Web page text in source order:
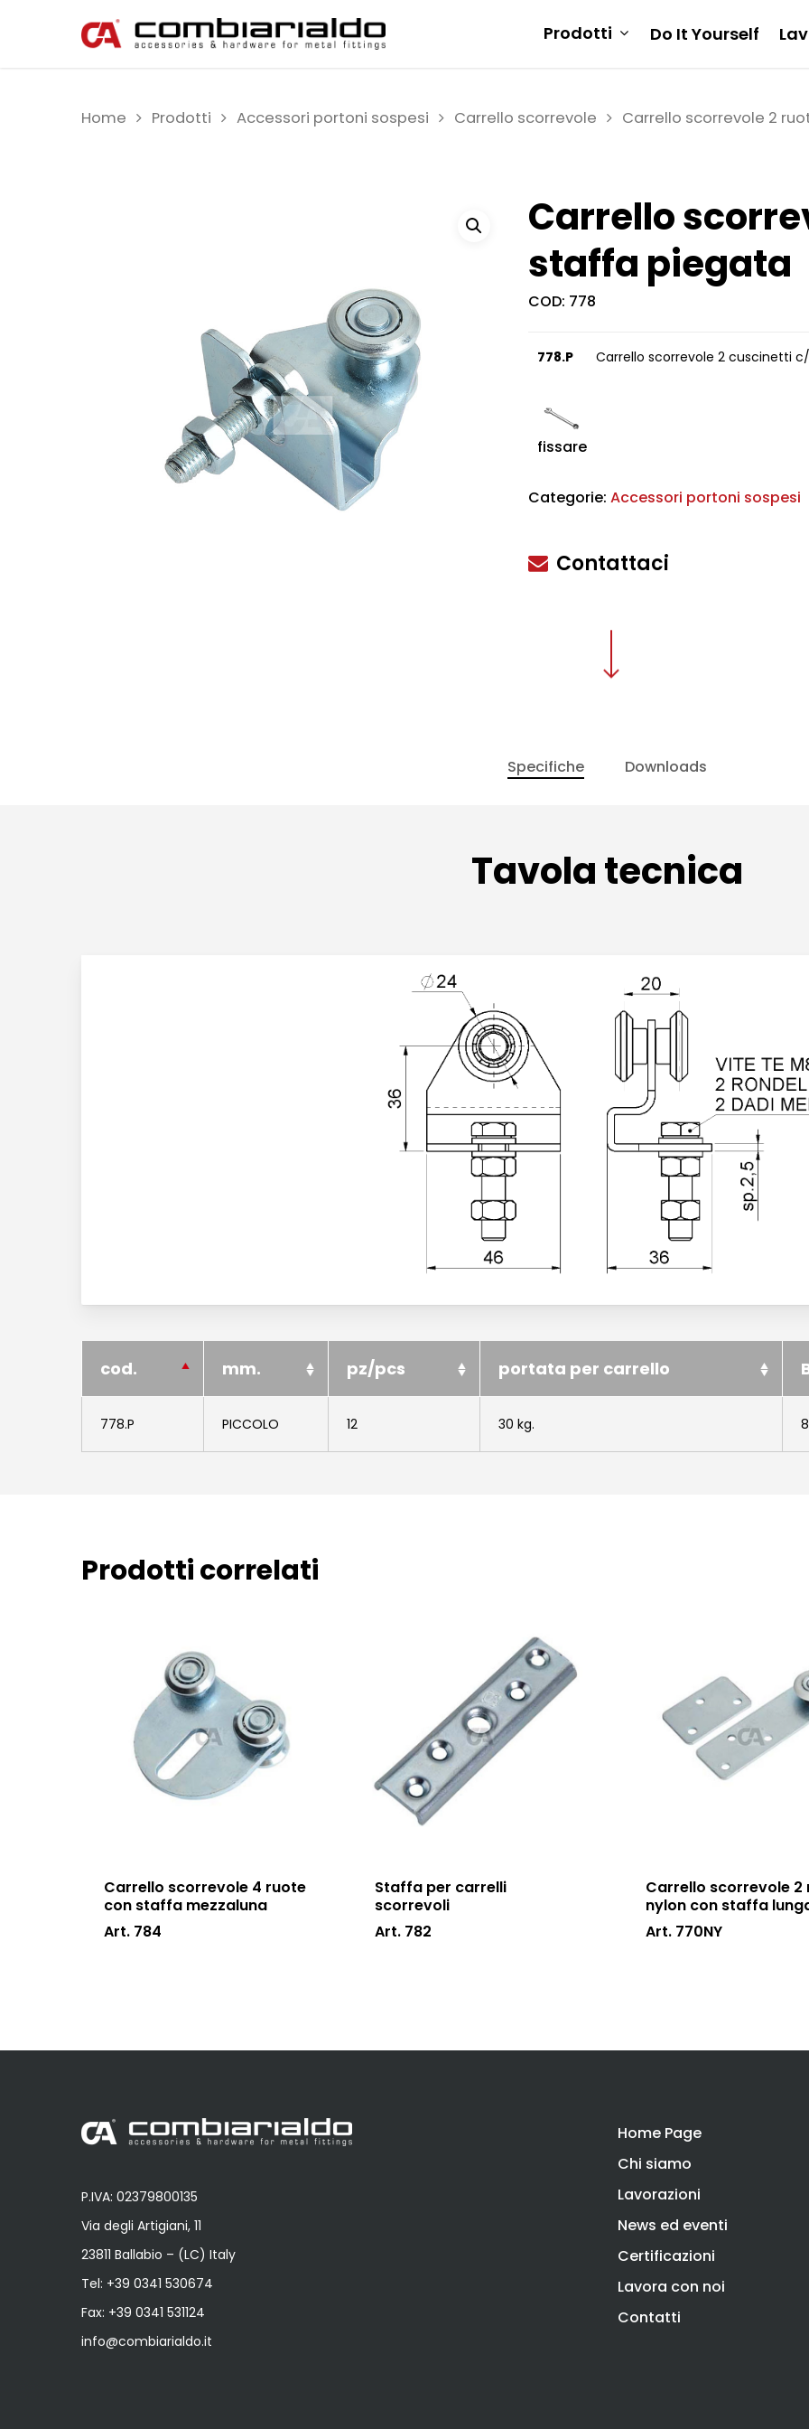
Premi invio per cercare o ESC per uscire
Prodotti Do It Yourself
Home Prodotti Accessori portoni sospesi Carrello scorrevole Carrello scorrevole 2
Carrello
staffa piegata
COD: 778
778.P Carrello scorrevole 2 cuscinetti
fissare
Categorie: Accessori portoni sospesi
Contattaci
Specifiche Downloads
Tavola tecnica
cod. mm. pz/pcs portata per carrello
778.P PICCOLO 12 30 kg.
Prodotti correlati
Carrello scorrevole 4 ruote
con staffa mezzaluna
Art. 784
Staffa per carrelli
scorrevoli
Art. 782
Carrello scorrevole 2
nylon con staffa
Art. 770NY
P.IVA: 02379800135
Via degli Artigiani, 11
23811 Ballabio – (LC) Italy
Tel: +39 0341 530674
Fax: +39 0341 531124
info@combiarialdo.it
Home Page
Chi siamo
Lavorazioni
News ed eventi
Certificazioni
Lavora con noi
Contatti